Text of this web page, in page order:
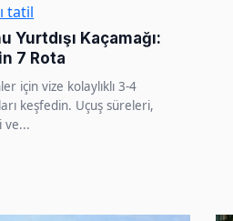
tatil
Yurtdışı Kaçamağı:
7 Rota
için vize kolaylıklı 3-4
keşfedin. Uçuş süreleri,
ve...